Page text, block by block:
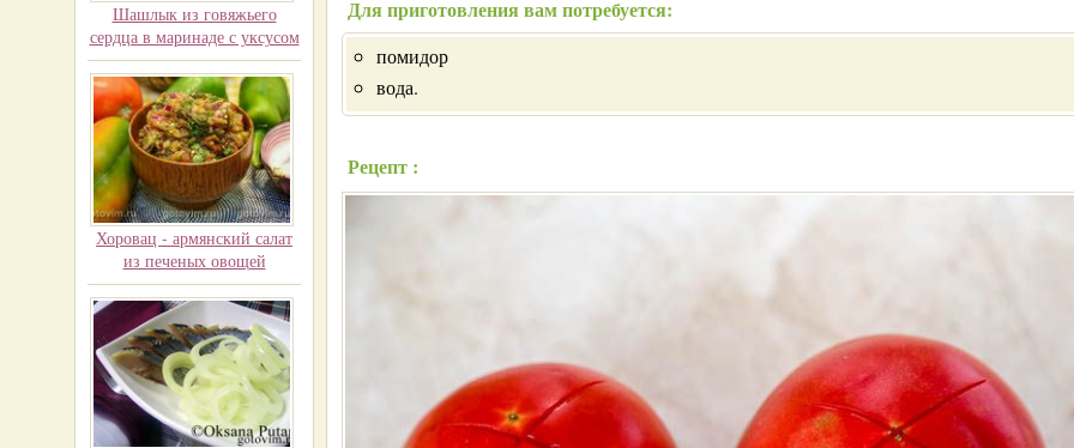
Шашлык из говяжьего
сердца в маринаде с уксусом
Хоровац - армянский салат
из печеных овощей
Для приготовления вам потребуется:
помидор
вода.
Рецепт :